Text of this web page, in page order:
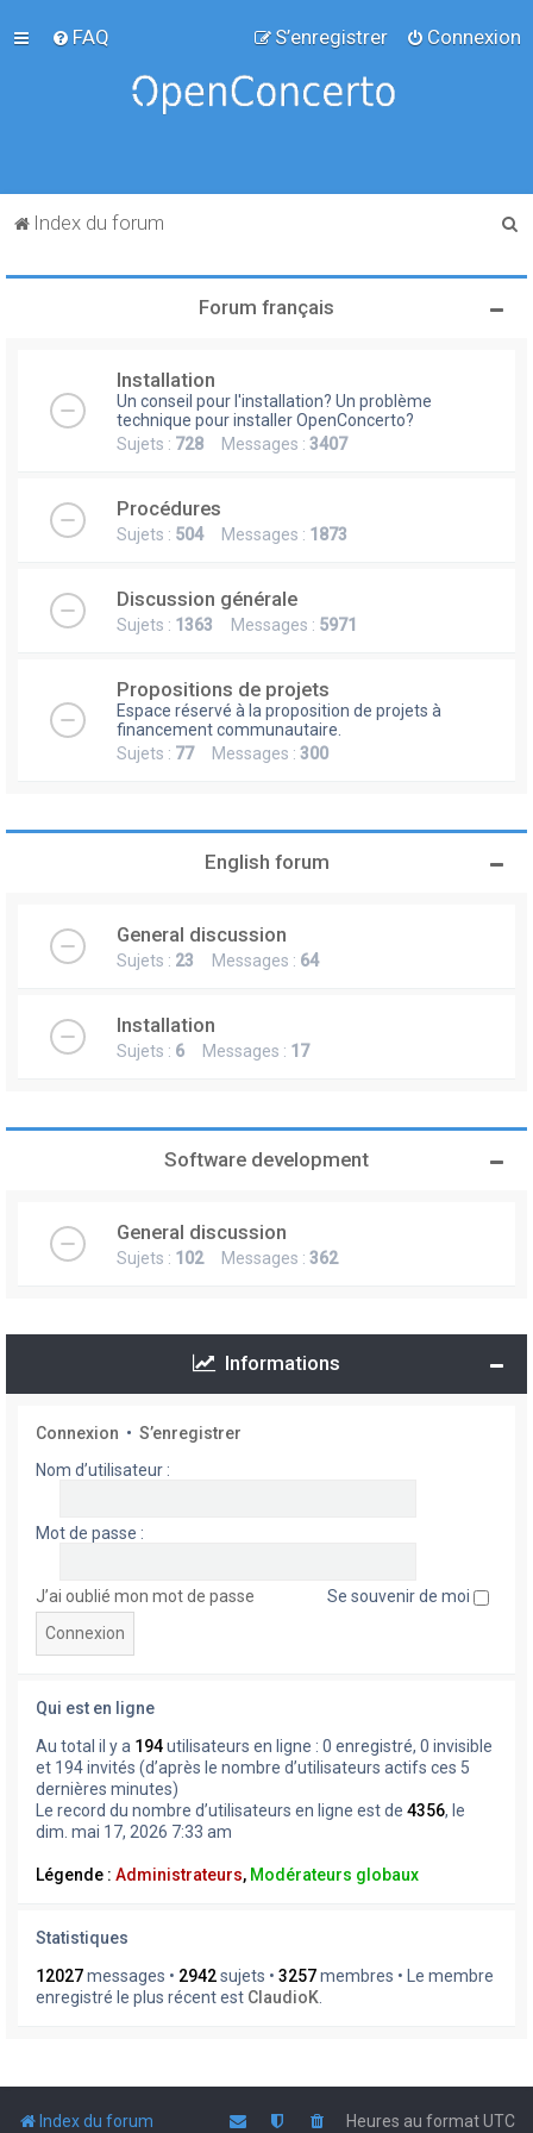
FAQ Connexion
S’enregistrer
Index du forum
Forum français
Installation
Un conseil pour l'installation? Un problème
technique pour installer OpenConcerto?
Sujets : 728 Messages : 3407
Procédures
Sujets : 504Messages : 1873
Discussion générale
Sujets : 1363 Messages : 5971
Propositions de projets
Espace réservé à la proposition de projets à
financement communautaire.
Sujets : 77Messages : 300
English forum
General discussion
Sujets : 23 Messages : 64
Installation
Sujets : 6 Messages : 17
Software development
General discussion
Sujets : 102Messages : 362
Informations
Connexion • S’enregistrer
Nom d’utilisateur :
Mot de passe :
J’ai oublié mon mot de passe Se souvenir de moi
Qui est en ligne
Au total il y a 194utilisateurs en ligne : 0 enregistré, 0 invisible
et 194 invités (d’après le nombre d’utilisateurs actifs ces 5
dernières minutes)
Le record du nombre d’utilisateurs en ligne est de 4356, le
dim. mai 17, 2026 7:33 am
Légende : Administrateurs, Modérateurs globaux
Statistiques
12027messages • 2942sujets • 3257membres • Le membre
enregistré le plus récent est ClaudioK
Index du forum Heures au formatUTC